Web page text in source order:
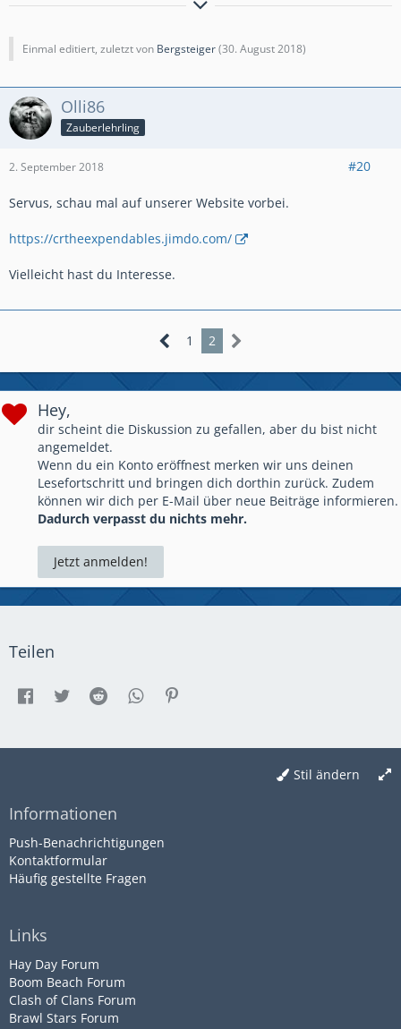
Signatur Hally:
Urgestein der grenzüberschreitenden
🏔️ Bergclan Familie
🏔️ Bergspitze 🏔️
Co-Organisator unseres mtl.
⚔️🛡️🏹Turniersmit 50+ Clans.
Kontakt: immer gern👍
https://discord.gg/cpX2Kqu
Einmal editiert, zuletzt von Bergsteiger(30. August 2018)
Olli86
Zauberlehrling
2. September 2018 #20
Servus, schau mal auf unserer Website vorbei.
https://crtheexpendables.jimdo.com/
Vielleicht hast du Interesse.
1 2
Hey,
dir scheint die Diskussion zu gefallen, aber du bist nicht
angemeldet.
Wenn du ein Konto eröffnest merken wir uns deinen
Lesefortschritt und bringen dich dorthin zurück. Zudem
können wir dich per E-Mail über neue Beiträge informieren.
Dadurch verpasst du nichts mehr.
Jetzt anmelden!
Teilen
Stil ändern
Informationen
Push-Benachrichtigungen
Kontaktformular
Häufig gestellte Fragen
Links
Hay Day Forum
Boom Beach Forum
Clash of Clans Forum
Brawl Stars Forum